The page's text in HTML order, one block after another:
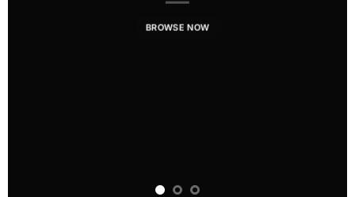
BROWSE NOW